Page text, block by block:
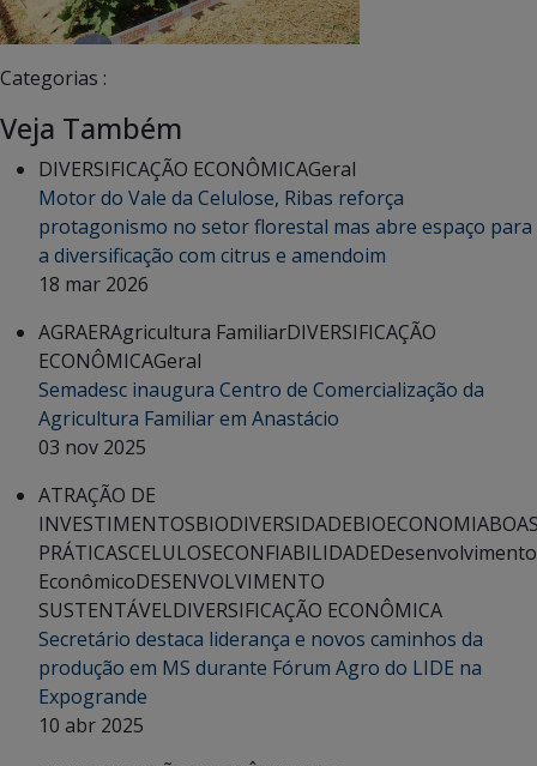
Categorias :
Veja Também
DIVERSIFICAÇÃO ECONÔMICAGeral
Motor do Vale da Celulose, Ribas reforça
protagonismo no setor florestal mas abre espaço para
a diversificação com citrus e amendoim
18 mar 2026
AGRAERAgricultura FamiliarDIVERSIFICAÇÃO
ECONÔMICAGeral
Semadesc inaugura Centro de Comercialização da
Agricultura Familiar em Anastácio
03 nov 2025
ATRAÇÃO DE
INVESTIMENTOSBIODIVERSIDADEBIOECONOMIA
PRÁTICASCELULOSECONFIABILIDADEDesenvolvimento
EconômicoDESENVOLVIMENTO
SUSTENTÁVELDIVERSIFICAÇÃO ECONÔMICA
Secretário destaca liderança e novos caminhos da
produção em MS durante Fórum Agro do LIDE na
Expogrande
10 abr 2025